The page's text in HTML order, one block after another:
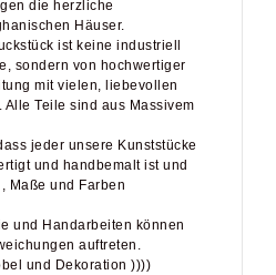
die herzliche
Häuser.
ist keine industriell
sondern von hochwertiger
mit vielen, liebevollen
Teile sind aus Massivem
jeder unsere Kunststücke
und handbemalt ist und
Maße und Farben
und Handarbeiten können
auftreten.
und Dekoration ))))